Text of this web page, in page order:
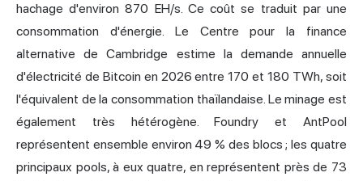
hachage d'environ 870 EH/s. Ce coût se traduit par une
consommation d'énergie. Le Centre pour la finance
alternative de Cambridge estime la demande annuelle
d'électricité de Bitcoin en 2026 entre 170 et 180 TWh, soit
l'équivalent de la consommation thaïlandaise. Le minage est
également très hétérogène. Foundry et AntPool
représentent ensemble environ 49 % des blocs ; les quatre
principaux pools, à eux quatre, en représentent près de 73